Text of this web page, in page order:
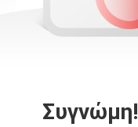
Συγνώμη!